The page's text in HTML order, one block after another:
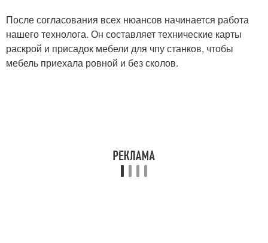
После согласования всех нюансов начинается работа
нашего технолога. Он составляет технические карты
раскрой и присадок мебели для чпу станков, чтобы
мебель приехала ровной и без сколов.